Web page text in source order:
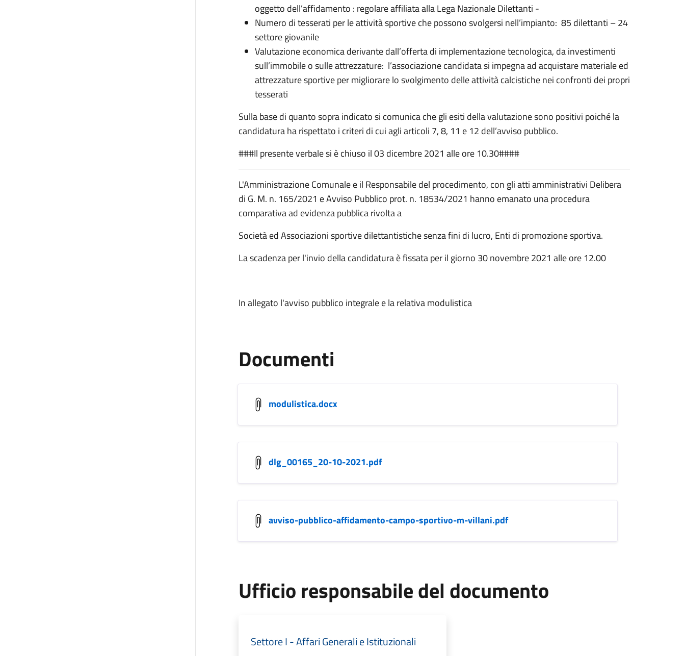
oggetto dell’affidamento : regolare affiliata alla Lega Nazionale Dilettanti -
Numero di tesserati per le attività sportive che possono svolgersi nell’impianto: 85 dilettanti – 24
settore giovanile
Valutazione economica derivante dall’offerta di implementazione tecnologica, da investimenti
sull’immobile o sulle attrezzature: l’associazione candidata si impegna ad acquistare materiale ed
attrezzature sportive per migliorare lo svolgimento delle attività calcistiche nei confronti dei propri
tesserati
Sulla base di quanto sopra indicato si comunica che gli esiti della valutazione sono positivi poiché la
candidatura ha rispettato i criteri di cui agli articoli 7, 8, 11 e 12 dell’avviso pubblico.
###Il presente verbale si è chiuso il 03 dicembre 2021 alle ore 10.30####
L'Amministrazione Comunale e il Responsabile del procedimento, con gli atti amministrativi Delibera
di G. M. n. 165/2021 e Avviso Pubblico prot. n. 18534/2021 hanno emanato una procedura
comparativa ad evidenza pubblica rivolta a
Società ed Associazioni sportive dilettantistiche senza fini di lucro, Enti di promozione sportiva.
La scadenza per l'invio della candidatura è fissata per il giorno 30 novembre 2021 alle ore 12.00
In allegato l'avviso pubblico integrale e la relativa modulistica
Documenti
modulistica.docx
dlg_00165_20-10-2021.pdf
avviso-pubblico-affidamento-campo-sportivo-m-villani.pdf
Ufficio responsabile del documento
Settore I - Affari Generali e Istituzionali